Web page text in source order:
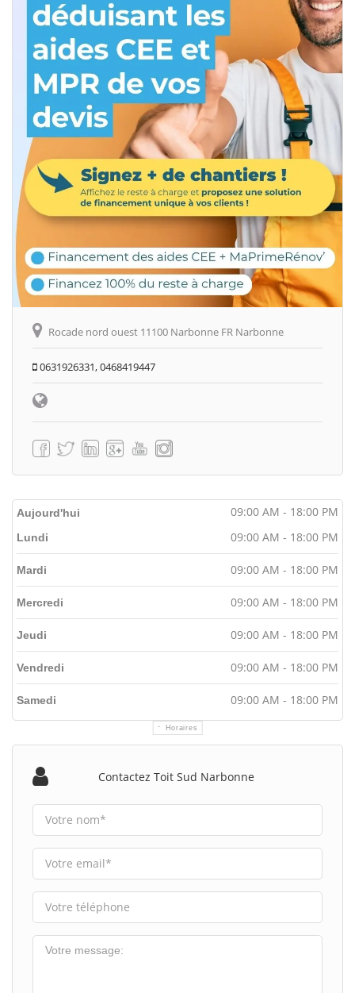
Rocade nord ouest 11100 Narbonne FR Narbonne
0631926331, 0468419447
Aujourd'hui 09:00 AM - 18:00 PM
Horaires
Lundi 09:00 AM - 18:00 PM
Mardi 09:00 AM - 18:00 PM
Mercredi 09:00 AM - 18:00 PM
Jeudi 09:00 AM - 18:00 PM
Vendredi 09:00 AM - 18:00 PM
Samedi 09:00 AM - 18:00 PM
Contactez Toit Sud Narbonne